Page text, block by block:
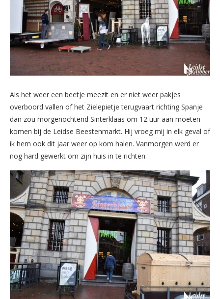
Als het weer een beetje meezit en er niet weer pakjes
overboord vallen of het Zielepietje terugvaart richting Spanje
dan zou morgenochtend Sinterklaas om 12 uur aan moeten
komen bij de Leidse Beestenmarkt. Hij vroeg mij in elk geval of
ik hem ook dit jaar weer op kom halen. Vanmorgen werd er
nog hard gewerkt om zijn huis in te richten.